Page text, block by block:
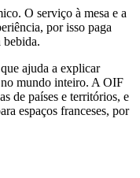
O serviço à mesa e a
por isso paga
bebida.
ajuda a explicar
no mundo inteiro. A OIF
de países e territórios, e
espaços franceses, por